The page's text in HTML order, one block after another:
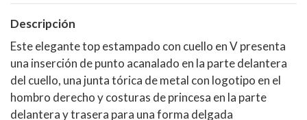
Descripción
Este elegante top estampado con cuello en V presenta
una inserción de punto acanalado en la parte delantera
del cuello, una junta tórica de metal con logotipo en el
hombro derecho y costuras de princesa en la parte
delantera y trasera para una forma delgada